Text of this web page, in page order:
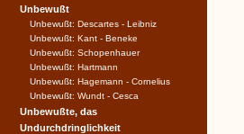
Unbewußt
Unbewußt: Descartes - Leibniz
Unbewußt: Kant - Beneke
Unbewußt: Schopenhauer
Unbewußt: Hartmann
Unbewußt: Hagemann - Cornelius
Unbewußt: Wundt - Cesca
Unbewußte, das
Undurchdringlichkeit